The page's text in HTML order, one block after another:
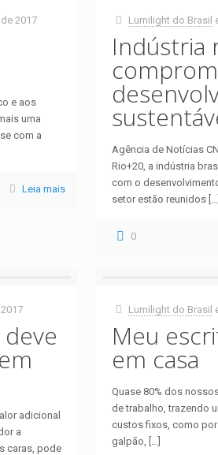
2017
e aos
uma
com a
Leia mais
Lumilight do Brasil
Indústria
Agência de Notícias
Rio+20, a indústria
com o
setor estão reunidos […]
0
adicional
a
caras, pode
Lumilight do Brasil
Meu
em casa
Quase 80% dos
de trabalho, trazendo
custos fixos, como
galpão, […]